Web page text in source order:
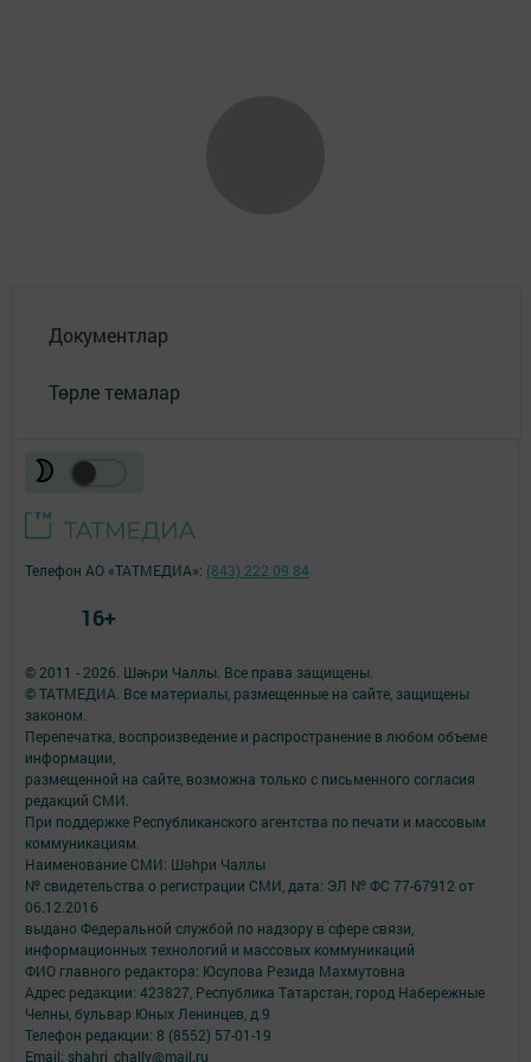
Документлар
Төрле темалар
© 2011 - 2026. Шәһри Чаллы. Все права защищены.
© ТАТМЕДИА. Все материалы, размещенные на сайте, защищены
законом.
Перепечатка, воспроизведение и распространение в любом объеме
информации,
размещенной на сайте, возможна только с письменного согласия
редакций СМИ.
При поддержке Республиканского агентства по печати и массовым
коммуникациям.
Наименование СМИ: Шəhри Чаллы
№ свидетельства о регистрации СМИ, дата: ЭЛ № ФС 77-67912 от
06.12.2016
выдано Федеральной службой по надзору в сфере связи,
информационных технологий и массовых коммуникаций
ФИО главного редактора: Юсупова Резида Махмутовна
Адрес редакции: 423827, Республика Татарстан, город Набережные
Челны, бульвар Юных Ленинцев, д.9
Телефон редакции: 8 (8552) 57-01-19
Email: shahri_chally@mail.ru
Телефон АО «ТАТМЕДИА»: (843) 222 09 84
16+